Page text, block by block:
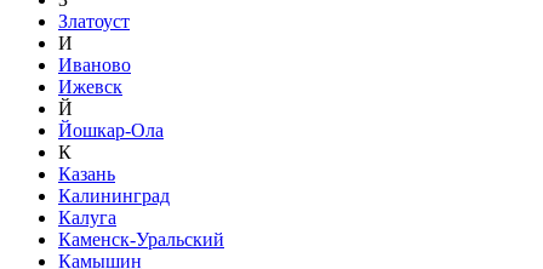
Златоуст
И
Иваново
Ижевск
Й
Йошкар-Ола
К
Казань
Калининград
Калуга
Каменск-Уральский
Камышин